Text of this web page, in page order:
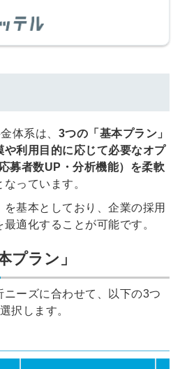
体系は、 3つの「基本プラン」
や利用目的に応じて必要なオプ
募者数UP・分析機能）を柔軟
なっています。
基本としており、企業の採用
適化することが可能です。
プラン」
ーズに合わせて、以下の3つ
択します。
はありません